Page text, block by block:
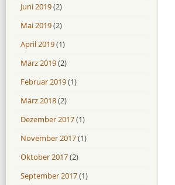
Juni 2019(2)
Mai 2019(2)
April 2019(1)
März 2019(2)
Februar 2019(1)
März 2018(2)
Dezember 2017(1)
November 2017(1)
Oktober 2017(2)
September 2017(1)